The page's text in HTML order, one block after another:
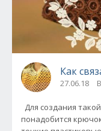
Как
27.06.18
Для создания
понадобится